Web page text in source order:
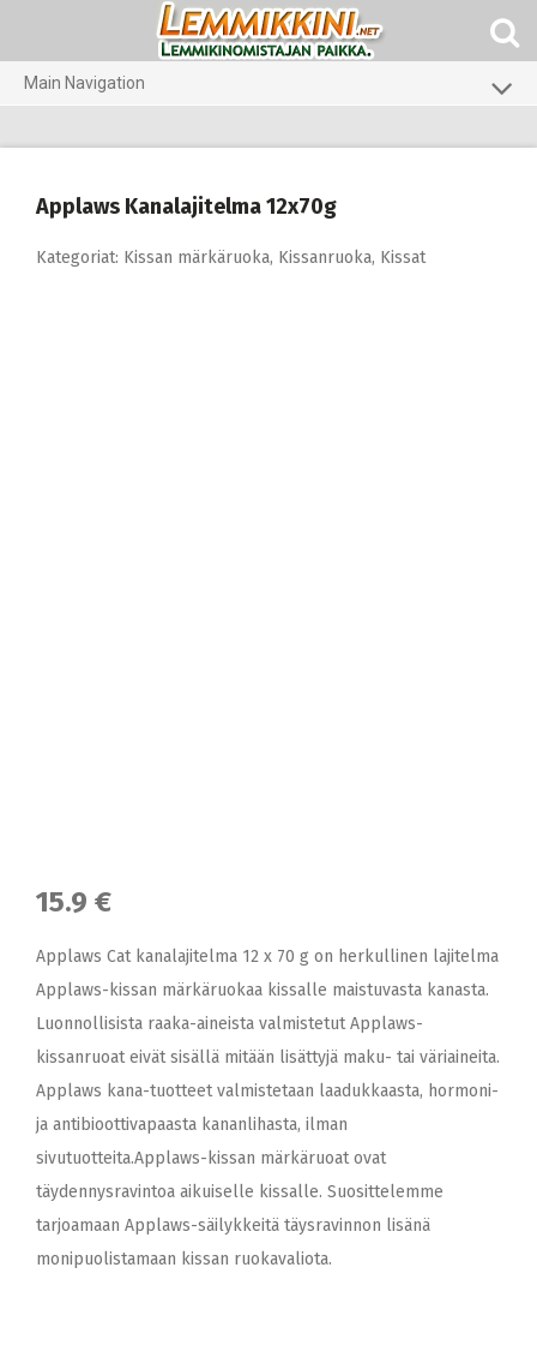
Main Navigation
Pieneläimet
Applaws Kanalajitelma 12x70g
Kategoriat: Kissan märkäruoka, Kissanruoka, Kissat
15.9 €
Applaws Cat kanalajitelma 12 x 70 g on herkullinen lajitelma
Applaws-kissan märkäruokaa kissalle maistuvasta kanasta.
Luonnollisista raaka-aineista valmistetut Applaws-
kissanruoat eivät sisällä mitään lisättyjä maku- tai väriaineita.
Applaws kana-tuotteet valmistetaan laadukkaasta, hormoni-
ja antibioottivapaasta kananlihasta, ilman
sivutuotteita.Applaws-kissan märkäruoat ovat
täydennysravintoa aikuiselle kissalle. Suosittelemme
tarjoamaan Applaws-säilykkeitä täysravinnon lisänä
monipuolistamaan kissan ruokavaliota.